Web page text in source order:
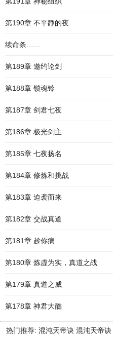
第190章 不平静的夜
续命条……
第189章 邀约论剑
第188章 锁魂铃
第187章 剑君七夜
第186章 极光剑主
第185章 七夜扬名
第184章 修炼和挑战
第183章 迫袭而来
第182章 交战真道
第181章 趁你病……
第180章 炼虚为实，真道之战
第179章 真道之威
第178章 神君大醮
热门推荐: 混沌天帝诀 混沌天帝诀